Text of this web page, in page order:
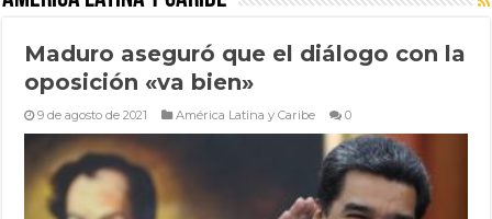
Maduro aseguró que el diálogo con la
oposición «va bien»
9 de agosto de 2021 América Latina y Caribe 0